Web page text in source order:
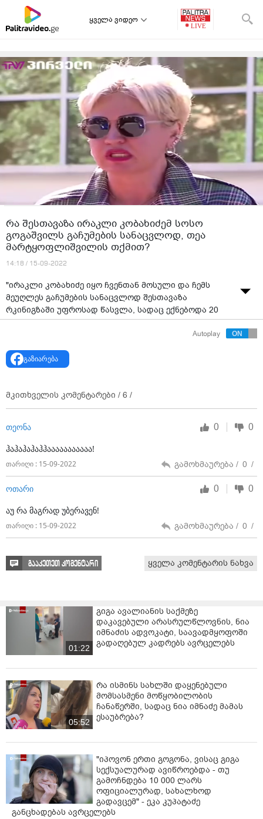
ყველა ვიდეო
რა შესთავაზა ირაკლი კობახიძემ სოსო
გოგაშვილს გაჩუმების სანაცვლოდ, თეა
მარტყოფლიშვილის თქმით?
14:18 / 15-09-2022
"ირაკლი კობახიძე იყო ჩვენთან მოსული და ჩემს
მეუღლეს გაჩუმების სანაცვლოდ შესთავაზა
რკინიგზაში უფროსად წასვლა, სადაც ექნებოდა 20
000 ლარი ხელფასი" - ამის შესახებ სუს-ის უფროსის
ყოფილი მოადგილის, სოსო გოგაშვილის მეუღლემ,
Autoplay
გაზიარება
მკითხველის კომენტარები / 6 /
თეონა 0 0
ჰაჰაჰაჰაჰჰააააააააააა!
თარიღი : 15-09-2022 გამოხმაურება / 0 /
ოთარი 0 0
აუ რა მაგრად უბერავენ!
თარიღი : 15-09-2022 გამოხმაურება / 0 /
გააკეთეთ კომენტარი ყველა კომენტარის ნახვა
01:22
გიგა ავალიანის საქმეზე
დაკავებული არასრულწლოვნის, ნია
იმნაძის ადვოკატი, საავადმყოფოში
გადაღებულ კადრებს ავრცელებს
05:52
რა ისმინს სახლში დაყენებული
მომსასმენი მოწყობილობის
ჩანაწერში, სადაც ნია იმნაძე მამას
ესაუბრება?
"იპოვონ ერთი გოგონა, ვისაც გიგა
სექსუალურად ავიწროებდა - თუ
გამოჩნდება 10 000 ლარს
ოფიციალურად, სახალხოდ
გადავცემ" - ეკა კუპატაძე
განცხადებას ავრცელებს